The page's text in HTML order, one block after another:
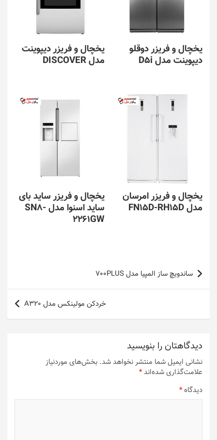
یخچال و فریزر دوقلو
دیپوینت مدل D5i
یخچال و فریزر دیپوینت
مدل DISCOVER
یخچال و فریزر امرسان
مدل FN15D-RH15D
یخچال و فریزر ساید بای
ساید اسنوا مدل SN8-
2261GW
راهبری
نوشته
ساندویچ ساز المپیا مدل 700PLUS
خردکن مولینکس مدل A320
دیدگاهتان را بنویسید
نشانی ایمیل شما منتشر نخواهد شد. بخش‌های موردنیاز
علامت‌گذاری شده‌اند*
دیدگاه*